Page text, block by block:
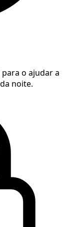
o ajudar a
noite.